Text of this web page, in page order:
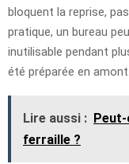
bloquent la reprise,
pratique, un bureau
inutilisable pendant
été préparée en amont.
Lire aussi : Peut-
ferraille ?